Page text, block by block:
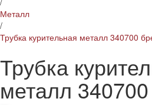
Металл
/
Трубка курительная металл 340700
Трубка
металл